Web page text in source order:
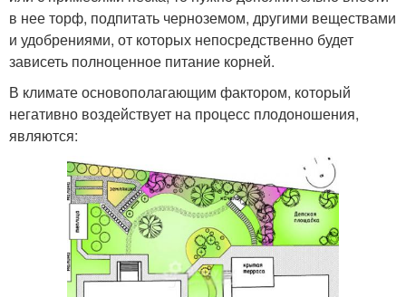
в нее торф, подпитать черноземом, другими веществами
и удобрениями, от которых непосредственно будет
зависеть полноценное питание корней.
В климате основополагающим фактором, который
негативно воздействует на процесс плодоношения,
являются: